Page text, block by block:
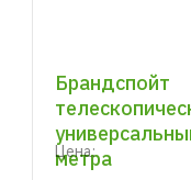
Брандспойт
метра
Цена: